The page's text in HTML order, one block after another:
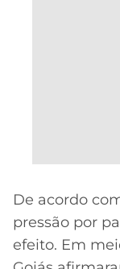
De acordo
pressão por
efeito. Em